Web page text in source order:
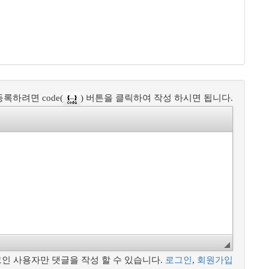
록하려면 code( ) 버튼을 클릭하여 작성 하시면 됩니다.
사용자만 댓글을 작성 할 수 있습니다. 로그인 , 회원가입